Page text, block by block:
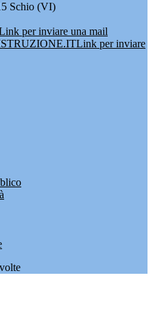
Schio (VI)
per inviare una mail
Link per inviare
volte